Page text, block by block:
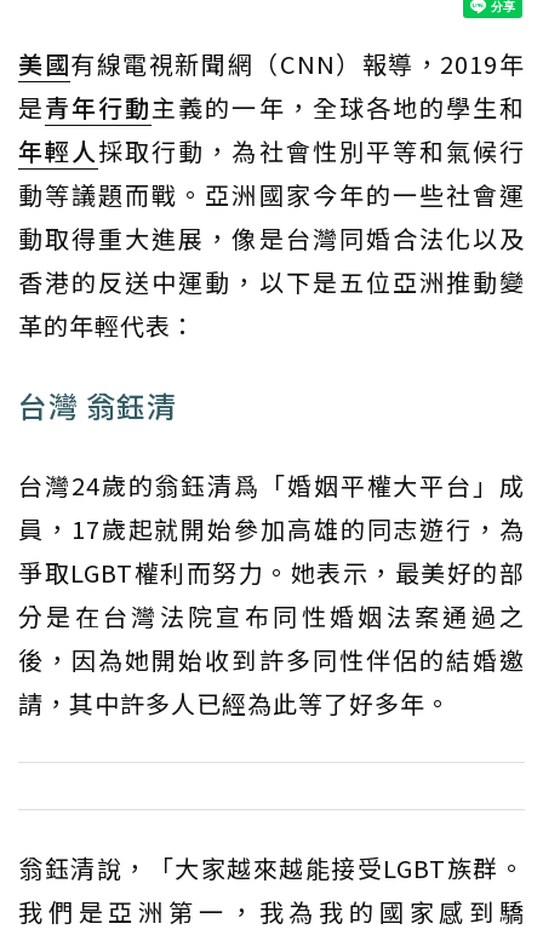
美國有線電視新聞網（CNN）報導，2019年
是青年行動主義的一年，全球各地的學生和
年輕人採取行動，為社會性別平等和氣候行
動等議題而戰。亞洲國家今年的一些社會運
動取得重大進展，像是台灣同婚合法化以及
香港的反送中運動，以下是五位亞洲推動變
革的年輕代表：
台灣 翁鈺清
台灣24歲的翁鈺清爲「婚姻平權大平台」成
員，17歲起就開始參加高雄的同志遊行，為
爭取LGBT權利而努力。她表示，最美好的部
分是在台灣法院宣布同性婚姻法案通過之
後，因為她開始收到許多同性伴侶的結婚邀
請，其中許多人已經為此等了好多年。
翁鈺清說，「大家越來越能接受LGBT族群。
我們是亞洲第一，我為我的國家感到驕